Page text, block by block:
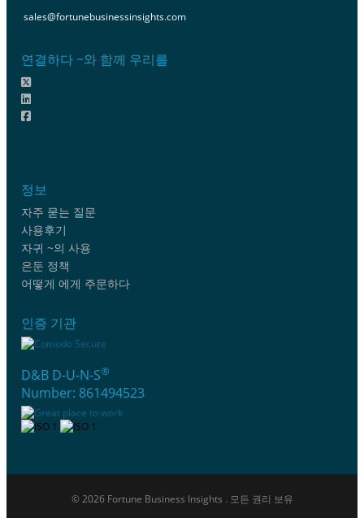
sales@fortunebusinessinsights.com
연결하다 ~와 함께 우리를
정보
자주 묻는 질문
사용후기
자귀 ~의 사용
은둔 정책
어떻게 에게 주문하다
인증 기관
D&B D-U-N-S®
Number: 861494523
© 2026 Fortune Business Insights . 모든 권리 보유